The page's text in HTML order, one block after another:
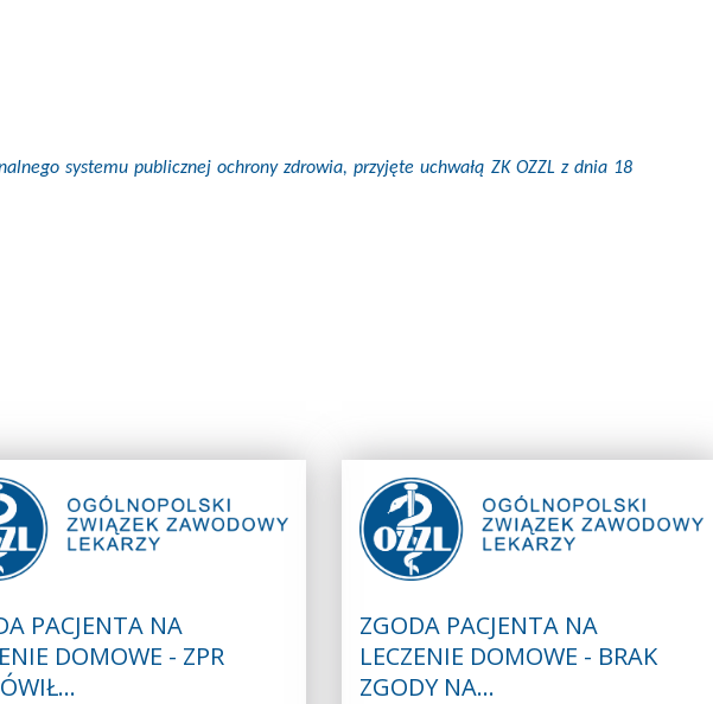
systemu publicznej ochrony zdrowia, przyjęte uchwałą ZK OZZL z dnia 18
PACJENTA NA
DOMOWE - ZPR
ZGODA PACJENTA NA
LECZENIE DOMOWE - BRAK
ZGODY NA…